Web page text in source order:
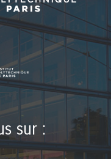
sur :